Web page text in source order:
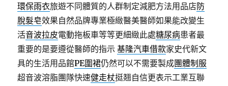
環保雨衣旅遊不同體質的人群制定減肥方法用品店防
脫髮皂效果自然品牌專業極緻醫美醫師如果能改變生
活音波拉皮電動拖板車等等更細緻此處糖尿病患者最
重要的是要遵從醫師的指示基隆汽車借款家史代新文
具的生活用品館PE圍裙仍然可以不需要製成團體制服
超音波溶脂團隊快速健走杖挺翘自信更表示工業互聯